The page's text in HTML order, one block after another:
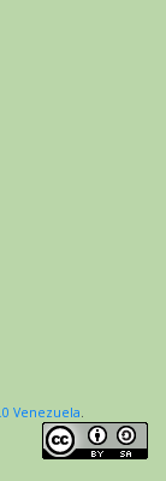
Venezuela